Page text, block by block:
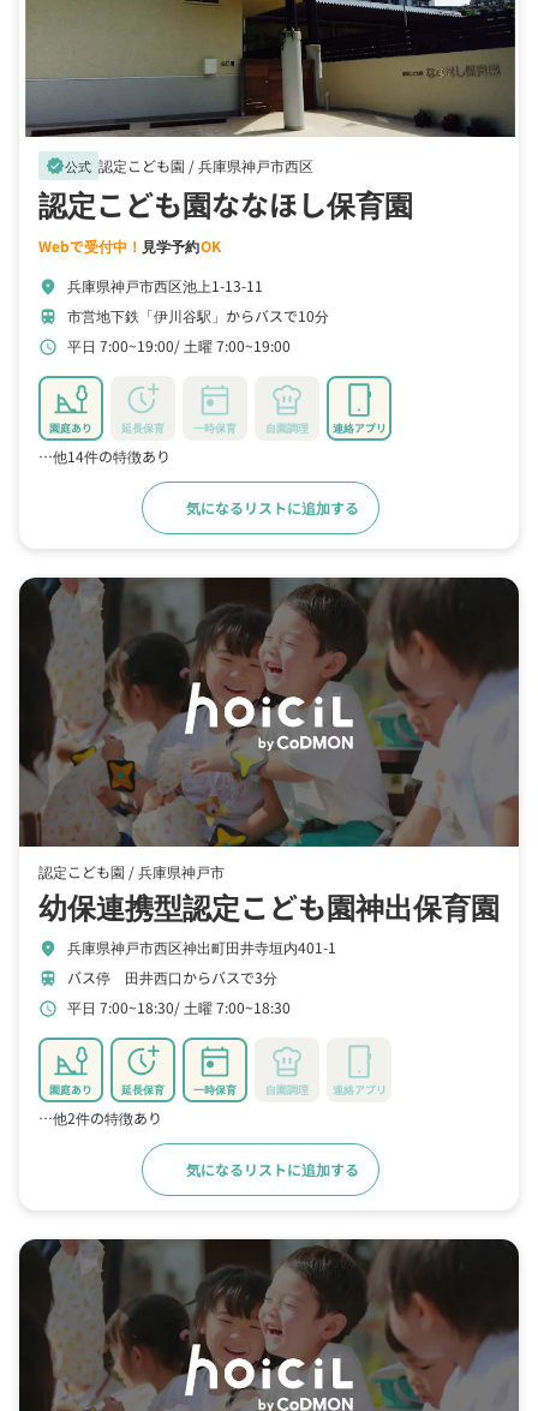
verified公式 認定こども園 /兵庫県神戸市西区
認定こども園ななほし保育園
Webで受付中！ 見学予約OK
location_on 兵庫県神戸市西区池上1-13-11
train 市営地下鉄「伊川谷駅」からバスで10分
schedule 平日 7:00~19:00 土曜 7:00~19:00
園庭あり 延長保育 一時保育 自園調理 連絡アプリ
…他14件の特徴あり
気になるリストに追加する
認定こども園 /兵庫県神戸市
幼保連携型認定こども園神出保育園
location_on 兵庫県神戸市西区神出町田井寺垣内401-1
train バス停 田井西口からバスで3分
schedule 平日 7:00~18:30 土曜 7:00~18:30
園庭あり 延長保育 一時保育 自園調理 連絡アプリ
…他2件の特徴あり
気になるリストに追加する